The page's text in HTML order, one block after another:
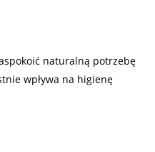
naturalną potrzebę
wpływa na higienę